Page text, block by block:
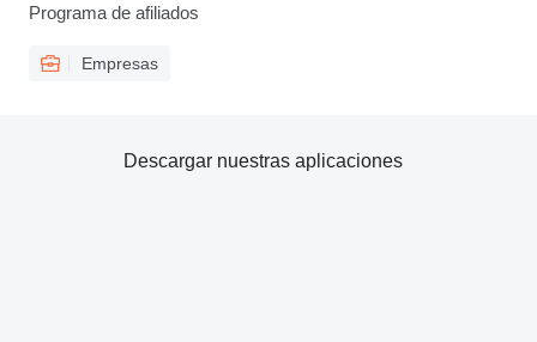
Programa de afiliados
Empresas
Descargar nuestras aplicaciones